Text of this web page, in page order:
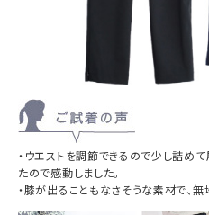
・ウエストを調節できるので少し詰めて
たので感動しました。
・膝が出ることもなさそうな素材で、 無